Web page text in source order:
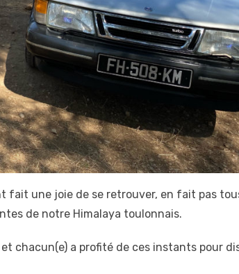
fait une joie de se retrouver, en fait pas
de notre Himalaya toulonnais.
chacun(e) a profité de ces instants pour